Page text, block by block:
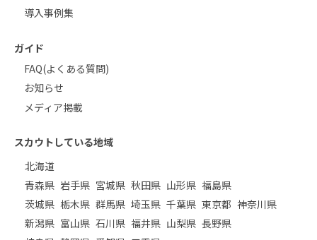
導入事例集
ガイド
FAQ(よくある質問)
お知らせ
メディア掲載
スカウトしている地域
北海道
青森県 岩手県 宮城県 秋田県 山形県 福島県
茨城県 栃木県 群馬県 埼玉県 千葉県 東京都 神奈川県
新潟県 富山県 石川県 福井県 山梨県 長野県